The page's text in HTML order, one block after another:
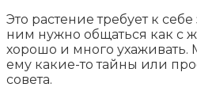
Это растение требует к
ним нужно общаться как с
хорошо и много
ему какие-то тайны или
совета.